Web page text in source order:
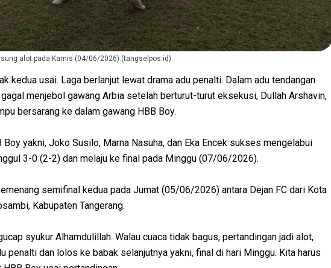
alot pada Kamis (04/06/2026).(tangselpos.id).
kedua usai. Laga berlanjut lewat drama adu penalti. Dalam adu tendangan
menjebol gawang Arbia setelah berturut-turut eksekusi, Dullah Arshavin,
bersarang ke dalam gawang HBB Boy.
yakni, Joko Susilo, Marna Nasuha, dan Eka Encek sukses mengelabui
3-0 (2-2) dan melaju ke final pada Minggu (07/06/2026).
semifinal kedua pada Jumat (05/06/2026) antara Dejan FC dari Kota
Kabupaten Tangerang.
syukur Alhamdulillah. Walau cuaca tidak bagus, pertandingan jadi alot,
penalti dan lolos ke babak selanjutnya yakni, final di hari Minggu. Kita harus